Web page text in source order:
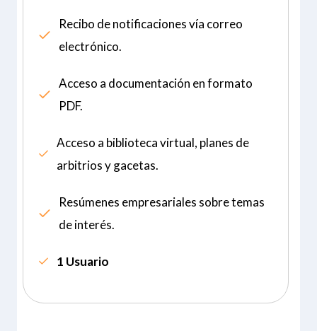
Recibo de notificaciones vía correo
electrónico.
Acceso a documentación en formato
PDF.
Acceso a biblioteca virtual, planes de
arbitrios y gacetas.
Resúmenes empresariales sobre temas
de interés.
1 Usuario